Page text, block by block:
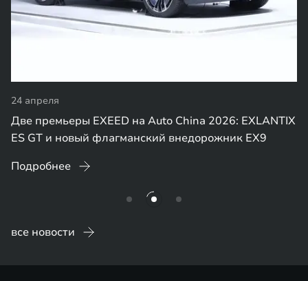
24 апреля
Две премьеры EXEED на Auto China 2026: EXLANTIX
ES GT и новый флагманский внедорожник EX9
Подробнее
все новости